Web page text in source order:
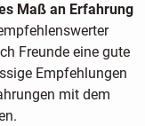
Maß an Erfahrung
Freunde eine gute
Empfehlungen
mit dem